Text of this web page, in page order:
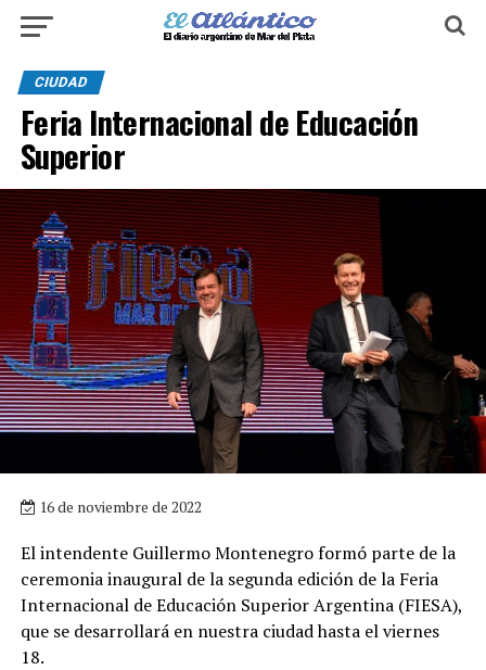
CIUDAD
Feria Internacional de Educación
Superior
16 de noviembre de 2022
El intendente Guillermo Montenegro formó parte de la
ceremonia inaugural de la segunda edición de la Feria
Internacional de Educación Superior Argentina (FIESA),
que se desarrollará en nuestra ciudad hasta el viernes
18.